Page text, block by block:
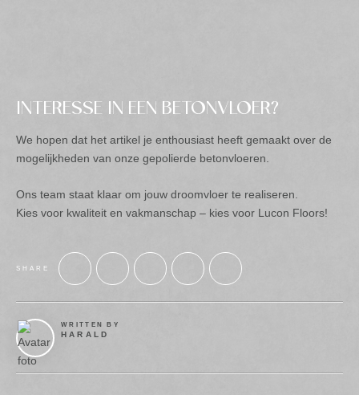
INTERESSE IN EEN BETONVLOER?
We hopen dat het artikel je enthousiast heeft gemaakt over de
mogelijkheden van onze gepolierde betonvloeren.
Ons team staat klaar om jouw droomvloer te realiseren.
Kies voor kwaliteit en vakmanschap – kies voor Lucon Floors!
SHARE
WRITTEN BY
HARALD